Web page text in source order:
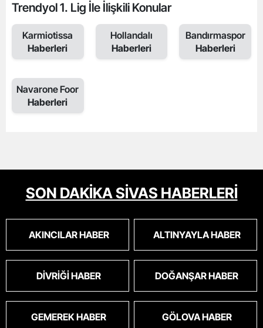
Trendyol 1. Lig İle İlişkili Konular
Karmiotissa
Haberleri
Hollandalı
Haberleri
Bandırmaspor
Haberleri
Navarone Foor
Haberleri
SON DAKİKA SİVAS HABERLERİ
AKINCILAR HABER ALTINYAYLA HABER
DIVRIĞI HABER DOĞANŞAR HABER
GEMEREK HABER GÖLOVA HABER